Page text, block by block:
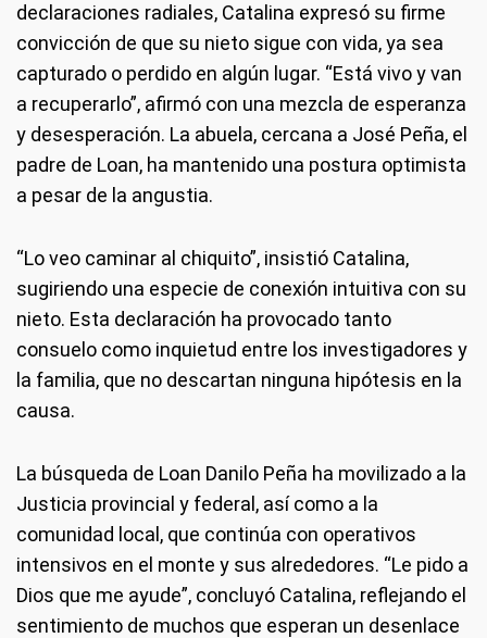
declaraciones radiales, Catalina expresó su firme
convicción de que su nieto sigue con vida, ya sea
capturado o perdido en algún lugar. “Está vivo y van
a recuperarlo”, afirmó con una mezcla de esperanza
y desesperación. La abuela, cercana a José Peña, el
padre de Loan, ha mantenido una postura optimista
a pesar de la angustia.
“Lo veo caminar al chiquito”, insistió Catalina,
sugiriendo una especie de conexión intuitiva con su
nieto. Esta declaración ha provocado tanto
consuelo como inquietud entre los investigadores y
la familia, que no descartan ninguna hipótesis en la
causa.
La búsqueda de Loan Danilo Peña ha movilizado a la
Justicia provincial y federal, así como a la
comunidad local, que continúa con operativos
intensivos en el monte y sus alrededores. “Le pido a
Dios que me ayude”, concluyó Catalina, reflejando el
sentimiento de muchos que esperan un desenlace